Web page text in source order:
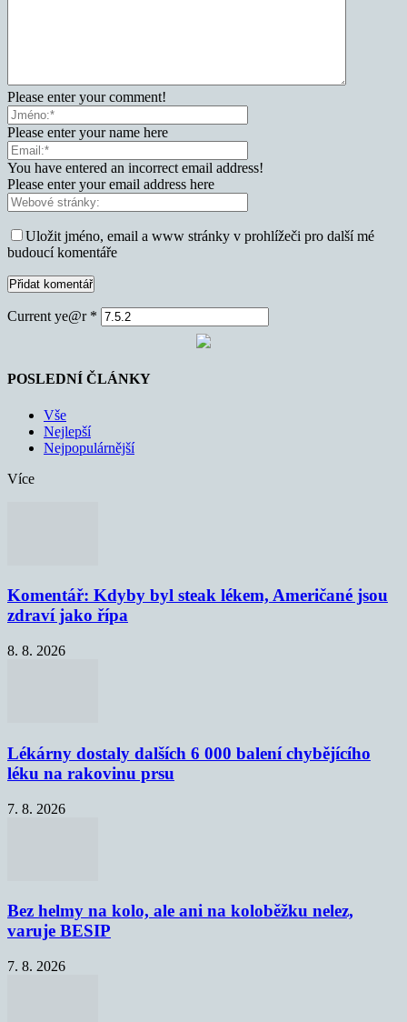
Please enter your comment!
Please enter your name here
You have entered an incorrect email address!
Please enter your email address here
Uložit jméno, email a www stránky v prohlížeči pro další mé
budoucí komentáře
Current ye@r *
POSLEDNÍ ČLÁNKY
Vše
Nejlepší
Nejpopulárnější
Více
Komentář: Kdyby byl steak lékem, Američané jsou
zdraví jako řípa
8. 8. 2026
Lékárny dostaly dalších 6 000 balení chybějícího
léku na rakovinu prsu
7. 8. 2026
Bez helmy na kolo, ale ani na koloběžku nelez,
varuje BESIP
7. 8. 2026